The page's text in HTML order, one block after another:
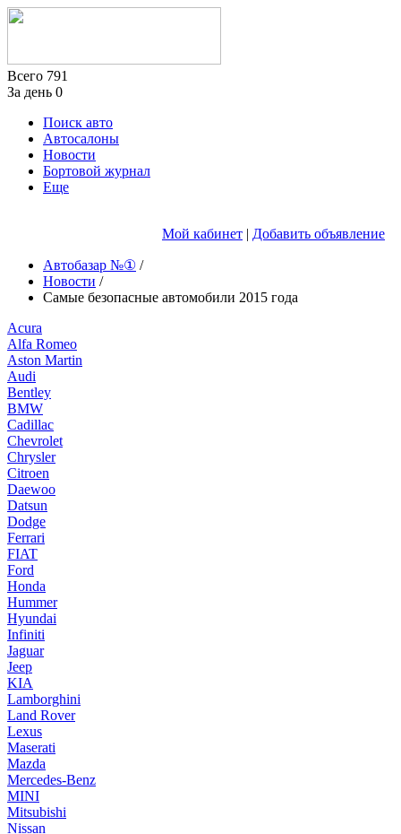
Всего 791
За день 0
Поиск авто
Автосалоны
Новости
Бортовой журнал
Еще
Мой кабинет | Добавить объявление
Автобазар №① /
Новости /
Cамые безопасные автомобили 2015 года
Acura
Alfa Romeo
Aston Martin
Audi
Bentley
BMW
Cadillac
Chevrolet
Chrysler
Citroen
Daewoo
Datsun
Dodge
Ferrari
FIAT
Ford
Honda
Hummer
Hyundai
Infiniti
Jaguar
Jeep
KIA
Lamborghini
Land Rover
Lexus
Maserati
Mazda
Mercedes-Benz
MINI
Mitsubishi
Nissan